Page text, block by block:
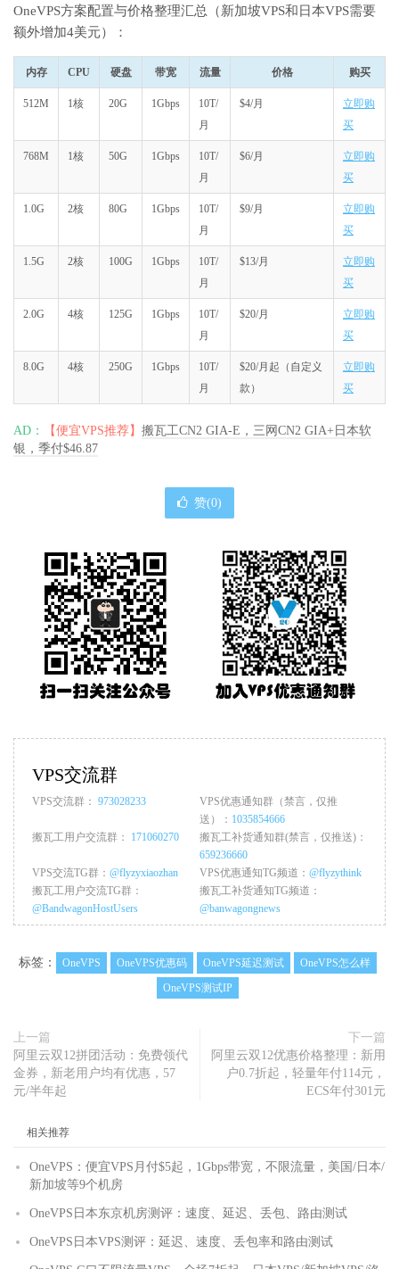
OneVPS方案配置与价格整理汇总（新加坡VPS和日本VPS需要
额外增加4美元）：
内存 CPU 硬盘 带宽 流量 价格 购买
512M 1核 20G 1Gbps
10T/
月
$4/月
立即购
买
768M 1核 50G 1Gbps
10T/
月
$6/月
立即购
买
1.0G 2核 80G 1Gbps
10T/
月
$9/月
立即购
买
1.5G 2核 100G 1Gbps
10T/
月
$13/月
立即购
买
2.0G 4核 125G 1Gbps
10T/
月
$20/月
立即购
买
8.0G 4核 250G 1Gbps
10T/
月
$20/月起（自定义
款）
立即购
买
AD： 【便宜VPS推荐】 搬瓦工CN2 GIA-E，三网CN2 GIA+日本软
银，季付$46.87
赞(0)
VPS交流群
VPS交流群： 973028233
VPS优惠通知群（禁言，仅推
送）： 1035854666
搬瓦工用户交流群： 171060270
搬瓦工补货通知群(禁言，仅推送)：
659236660
VPS交流TG群： @flyzyxiaozhan VPS优惠通知TG频道： @flyzythink
搬瓦工用户交流TG群：
@BandwagonHostUsers
搬瓦工补货通知TG频道：
@banwagongnews
标签： OneVPS OneVPS优惠码 OneVPS延迟测试
OneVPS怎么样
OneVPS测试IP
上一篇
阿里云双12拼团活动：免费领代
金券，新老用户均有优惠，57
元/半年起
下一篇
阿里云双12优惠价格整理：新用
户0.7折起，轻量年付114元，
ECS年付301元
相关推荐
OneVPS：便宜VPS月付$5起，1Gbps带宽，不限流量，美国/日本/
新加坡等9个机房
OneVPS日本东京机房测评：速度、延迟、丢包、路由测试
OneVPS日本VPS测评：延迟、速度、丢包率和路由测试